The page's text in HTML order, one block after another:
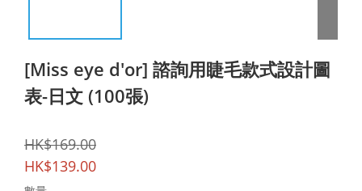
[Miss eye d'or] 諮詢用睫毛款式設計圖
表-日文 (100張)
HK$169.00
HK$139.00